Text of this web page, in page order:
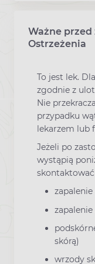
Ważne
Ostrzeżenia
To jest lek.
zgodnie z
Nie
przypadku
lekarzem lub
Jeżeli po
wystąpią
zapalenie
skórą)
wrzody